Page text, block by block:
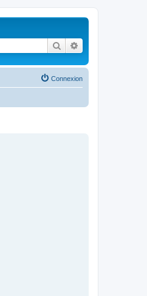
Rechercher
Connexion